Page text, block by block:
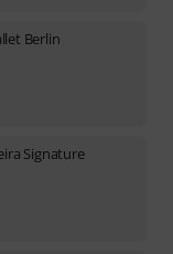
Berlin
Signature